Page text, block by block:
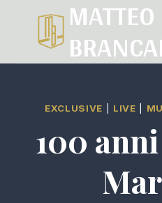
MATTEO
EXCLUSIVE LIVE
100